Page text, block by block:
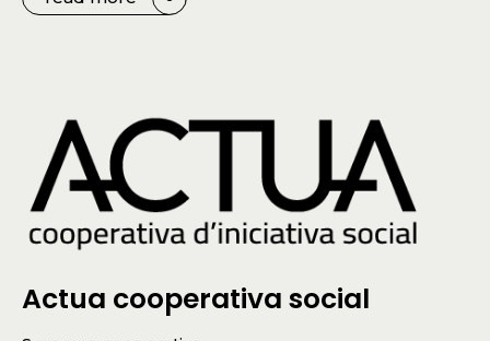
Actua cooperativa social